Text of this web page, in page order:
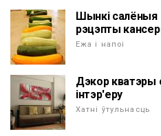
Шынкі салёныя
рэцэпты
Ежа і напоі
Дэкор кватэры
інтэр'еру
Хатні ўтульнасць